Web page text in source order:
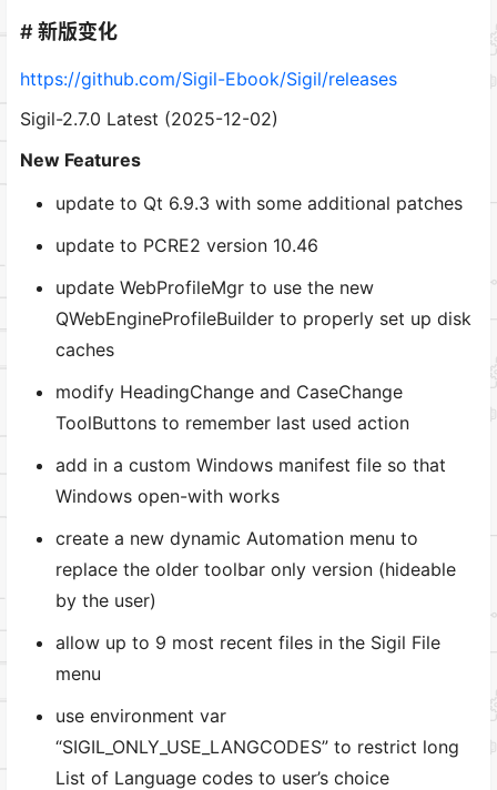
# 新版变化
https://github.com/Sigil-Ebook/Sigil/releases
Sigil-2.7.0 Latest (2025-12-02)
New Features
update to Qt 6.9.3 with some additional patches
update to PCRE2 version 10.46
update WebProfileMgr to use the new
QWebEngineProfileBuilder to properly set up disk
caches
modify HeadingChange and CaseChange
ToolButtons to remember last used action
add in a custom Windows manifest file so that
Windows open-with works
create a new dynamic Automation menu to
replace the older toolbar only version (hideable
by the user)
allow up to 9 most recent files in the Sigil File
menu
use environment var
“SIGIL_ONLY_USE_LANGCODES” to restrict long
List of Language codes to user’s choice